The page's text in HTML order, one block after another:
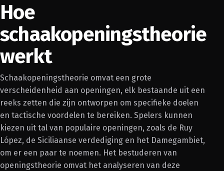
Hoe
schaakopeningstheorie
werkt
Schaakopeningstheorie omvat een grote
verscheidenheid aan openingen, elk bestaande uit een
reeks zetten die zijn ontworpen om specifieke doelen
en tactische voordelen te bereiken. Spelers kunnen
kiezen uit tal van populaire openingen, zoals de Ruy
López, de Siciliaanse verdediging en het Damegambiet,
om er een paar te noemen. Het bestuderen van
openingstheorie omvat het analyseren van deze